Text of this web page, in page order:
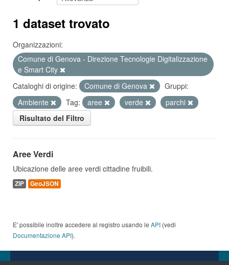
1 dataset trovato
Organizzazioni:
Comune di Genova - Direzione Tecnologie Digitalizzazione
e Smart City
Cataloghi di origine:
Comune di Genova
Gruppi:
Ambiente
Tag: aree verde
parchi
Risultato del Filtro
Aree Verdi
Ubicazione delle aree verdi cittadine fruibili.
ZIP GeoJSON
E' possibile inoltre accedere al registro usando le API (vedi
Documentazione API).